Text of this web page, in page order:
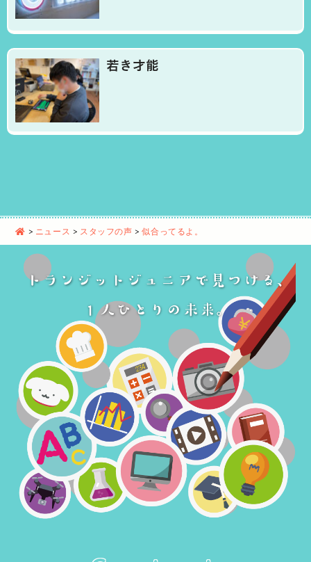
若き才能
> ニュース > スタッフの声 >似合ってるよ。